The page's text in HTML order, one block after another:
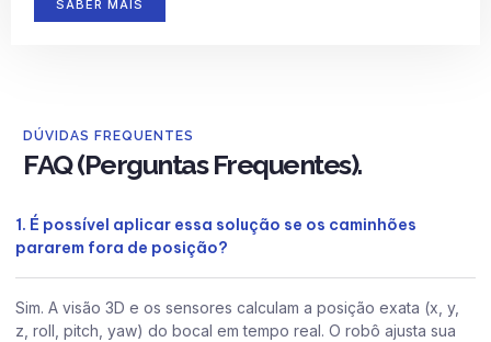
SABER MAIS
DÚVIDAS FREQUENTES
FAQ (Perguntas Frequentes).
1. É possível aplicar essa solução se os caminhões
pararem fora de posição?
Sim. A visão 3D e os sensores calculam a posição exata (x, y,
z, roll, pitch, yaw) do bocal em tempo real. O robô ajusta sua